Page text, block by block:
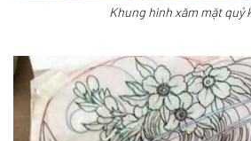
Khung hình xăm mặt quỷ